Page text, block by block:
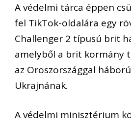
A védelmi tárca éppen
fel TikTok-oldalára egy
Challenger 2 típusú brit
amelyből a brit kormány
az Oroszországgal
Ukrajnának.
A védelmi minisztérium